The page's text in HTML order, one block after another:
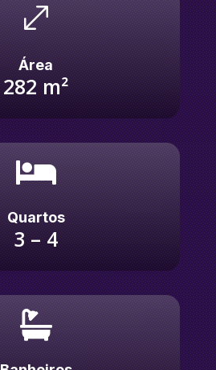
.
Área
282 m²

Quartos
3 – 4
